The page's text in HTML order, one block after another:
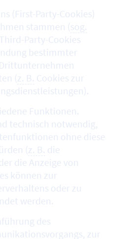
(First-Party-Cookies)
stammen (sog.
Party-Cookies
bestimmter
(z. B. Cookies zur
Funktionen.
technisch notwendig,
ohne diese
(z. B. die
die Anzeige von
können zur
oder zu
werden.
des
zur